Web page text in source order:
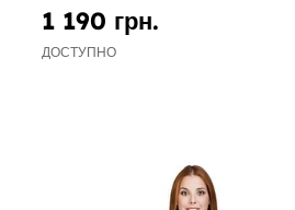
1 190 грн.
ДОСТУПНО